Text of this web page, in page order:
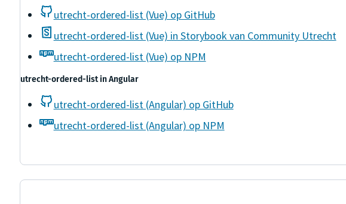
utrecht-ordered-list (Vue) op GitHub
utrecht-ordered-list (Vue) in Storybook van Community Utrecht
utrecht-ordered-list (Vue) op NPM
utrecht-ordered-listinAngular
utrecht-ordered-list (Angular) op GitHub
utrecht-ordered-list (Angular) op NPM